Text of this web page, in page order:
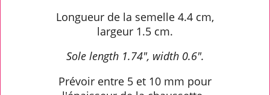
Longueur de la semelle 4.4 cm,
largeur 1.5 cm.
Sole length 1.74", width 0.6".
Prévoir entre 5 et 10 mm pour